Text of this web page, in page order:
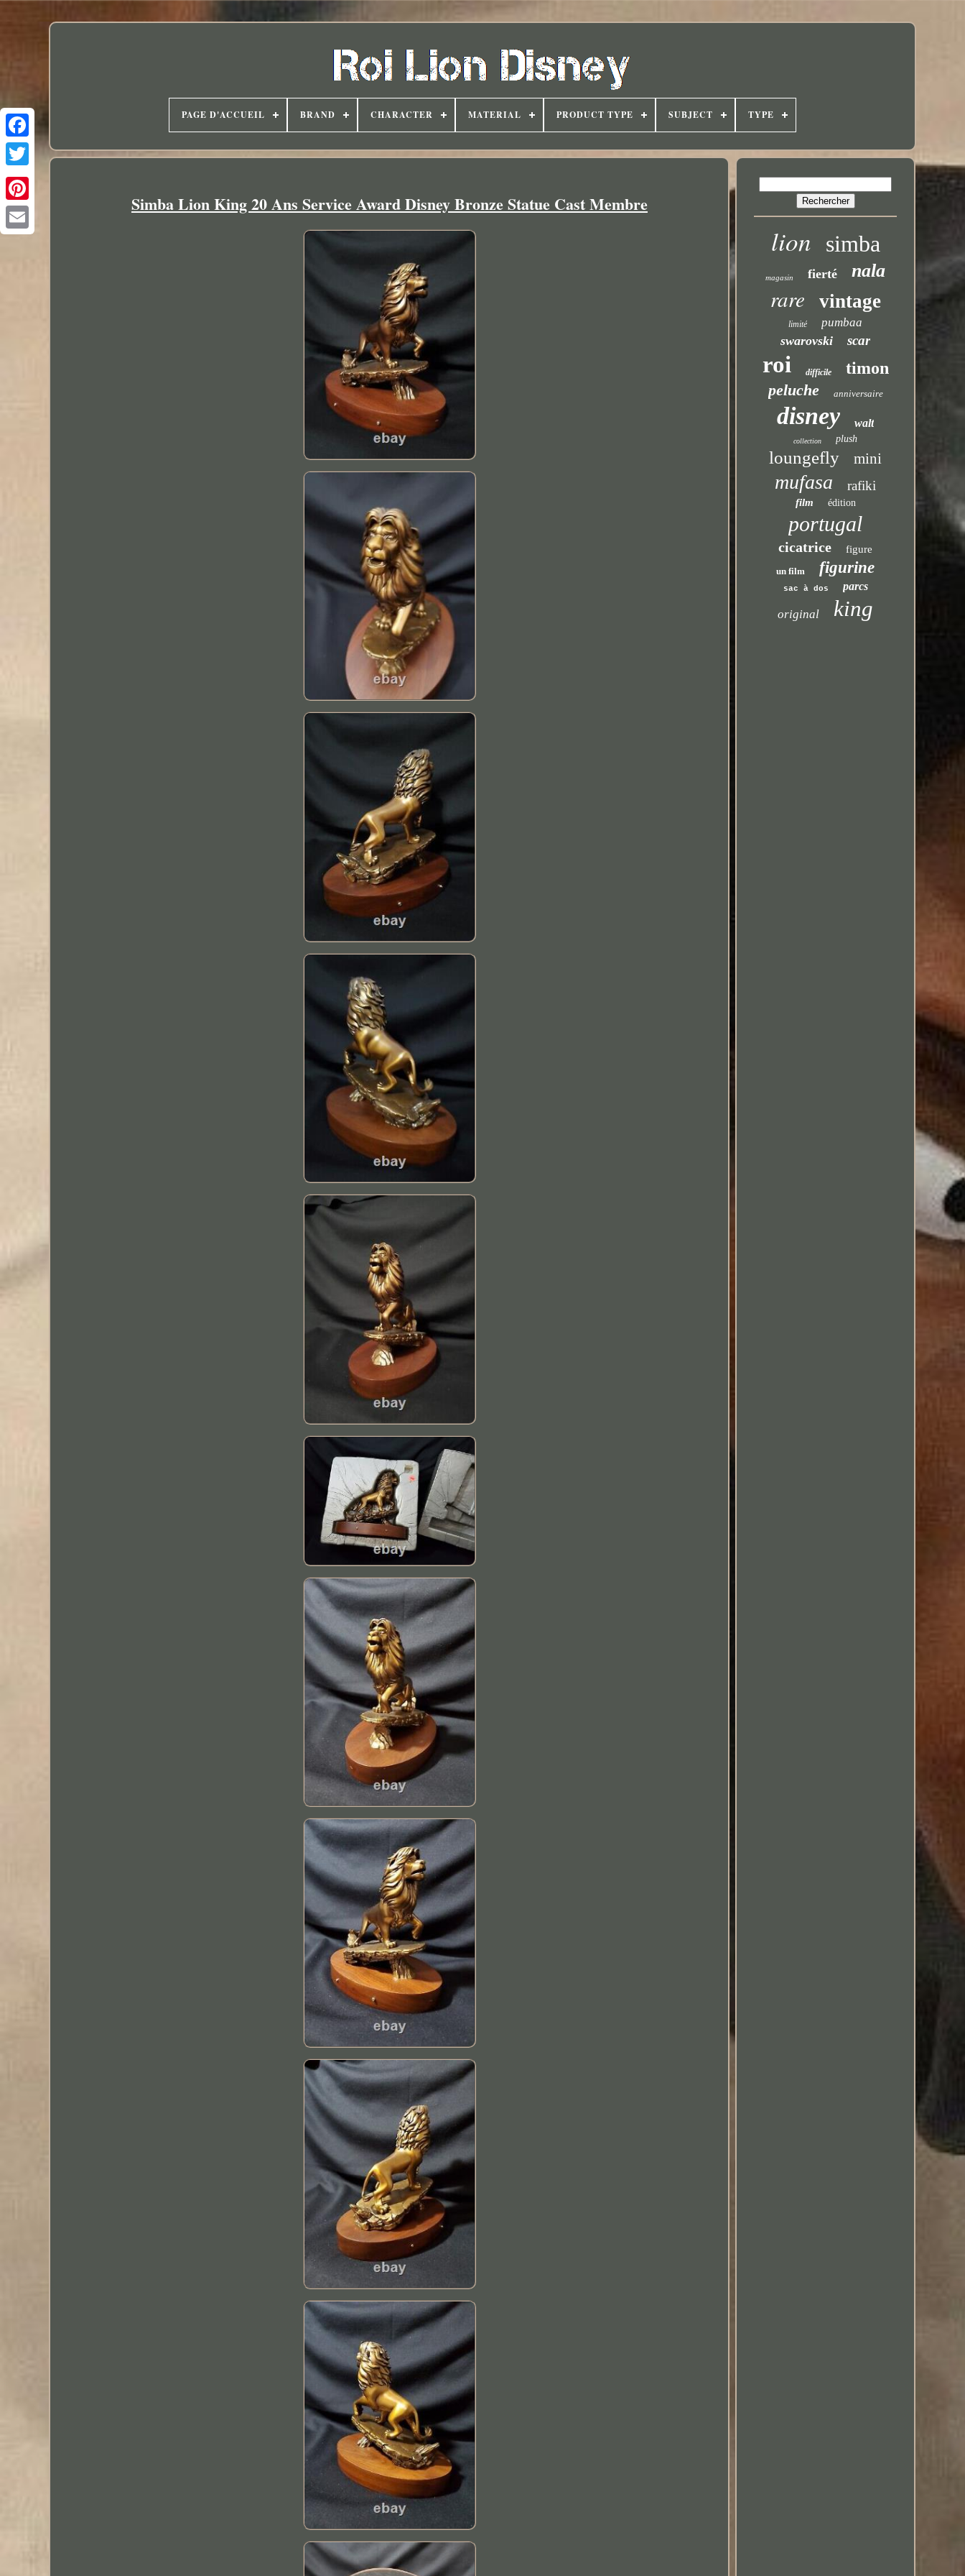
PAGE D'ACCUEIL BRAND CHARACTER MATERIAL PRODUCT TYPE SUBJECT TYPE
Simba Lion King 20 Ans Service Award Disney Bronze Statue Cast Membre
lion simba
magasin fierté nala
rare vintage
limité pumbaa
swarovski scar
roi difficile timon
peluche anniversaire
disney walt
collection plush
loungefly mini
mufasa rafiki
film édition
portugal
cicatrice figure
un film figurine
sac à dos parcs
original king